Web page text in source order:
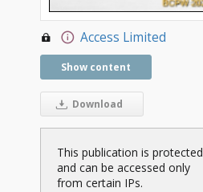
Access Limited
Show content
Download
This publication is protected
and can be accessed only
from certain IPs.